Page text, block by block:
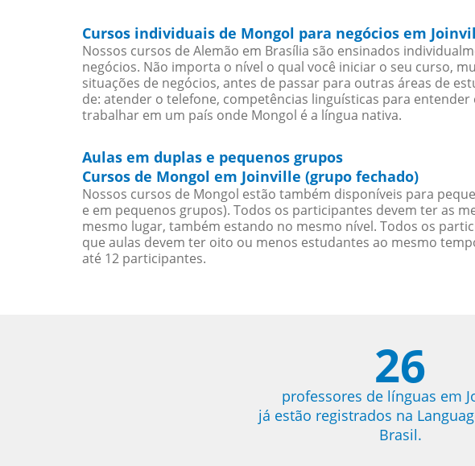
Cursos individuais de Mongol para negócios em
Nossos cursos de Alemão em Brasília são ensinados
negócios. Não importa o nível o qual você iniciar o seu curso,
situações de negócios, antes de passar para outras áreas de
de: atender o telefone, competências linguísticas para
trabalhar em um país onde Mongol é a língua nativa.
Aulas em duplas e pequenos grupos
Cursos de Mongol em Joinville (grupo fechado)
Nossos cursos de Mongol estão também disponíveis para
e em pequenos grupos). Todos os participantes devem ter as
mesmo lugar, também estando no mesmo nível. Todos os
que aulas devem ter oito ou menos estudantes ao mesmo
até 12 participantes.
26
professores de línguas em
já estão registrados na
Brasil.